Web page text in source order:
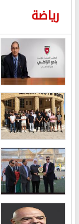
رياضة